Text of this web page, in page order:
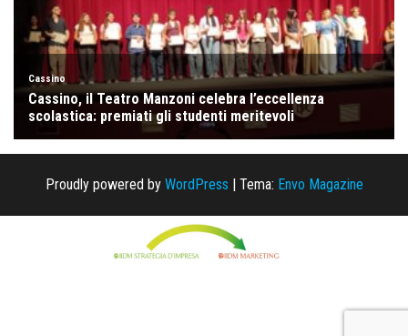
Proudly powered by WordPress Tema: Envo Magazine